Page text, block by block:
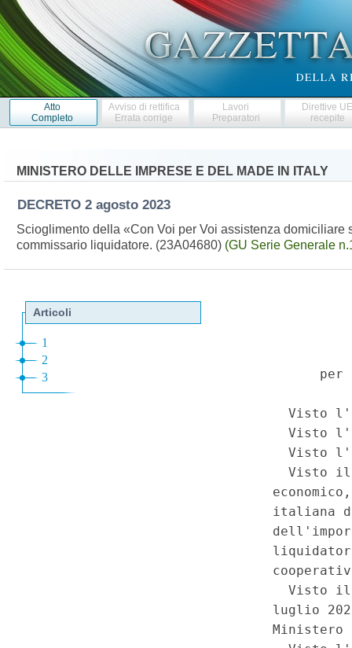
Atto
Completo
Avviso di rettifica
Errata corrige
Lavori
Preparatori
Direttive
recepite
MINISTERO DELLE IMPRESE E DEL MADE IN ITALY
DECRETO 2 agosto 2023
Scioglimento della «Con Voi per Voi assistenza
commissario liquidatore. (23A04680) (GU Serie Generale